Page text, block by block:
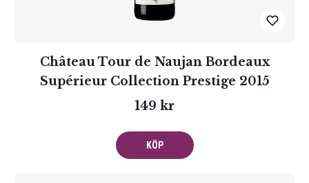
Château Tour de Naujan Bordeaux
Supérieur Collection Prestige 2015
149 kr
KÖP